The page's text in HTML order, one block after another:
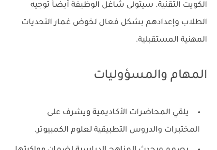
الكويت التقنية. سيتولى شاغل الوظيفة أيضاً توجيه
الطلاب وإعدادهم بشكل فعال لخوض غمار التحديات
المهنية المستقبلية.
المهام والمسؤوليات
يلقي المحاضرات الأكاديمية ويشرف على
المختبرات والدروس التطبيقية لعلوم الكمبيوتر.